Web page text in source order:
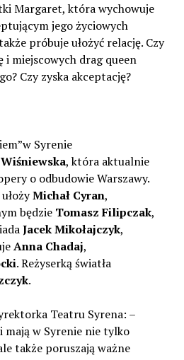
Margaret, która wychowuje
jego życiowych
próbuje ułożyć relację. Czy
miejscowych drag queen
Czy zyska akceptację?
Syrenie
, która aktualnie
o odbudowie Warszawy.
Michał Cyran,
będzie Tomasz Filipczak,
Jacek Mikołajczyk,
Anna Chadaj,
. Reżyserką światła
.
Teatru Syrena: –
mają w Syrenie nie tylko
także poruszają ważne